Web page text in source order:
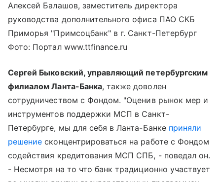
Алексей Балашов, заместитель директора
руководства дополнительного офиса ПАО СКБ
Приморья "Примсоцбанк" в г. Санкт-Петербург
Фото: Портал www.ttfinance.ru
Сергей Быковский, управляющий петербургским
филиалом Ланта-Банка, также доволен
сотрудничеством с Фондом. "Оценив рынок мер и
инструментов поддержки МСП в Санкт-
Петербурге, мы для себя в Ланта-Банке приняли
решение сконцентрироваться на работе с Фондом
содействия кредитования МСП СПБ, - поведал он.
- Несмотря на то что банк традиционно участвует